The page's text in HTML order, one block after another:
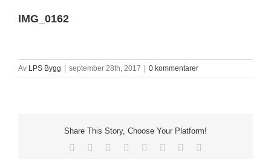
IMG_0162
Av LPS Bygg september 28th, 2017 0 kommentarer
Share This Story, Choose Your Platform!
Facebook Reddit LinkedIn
TumblrPinterest